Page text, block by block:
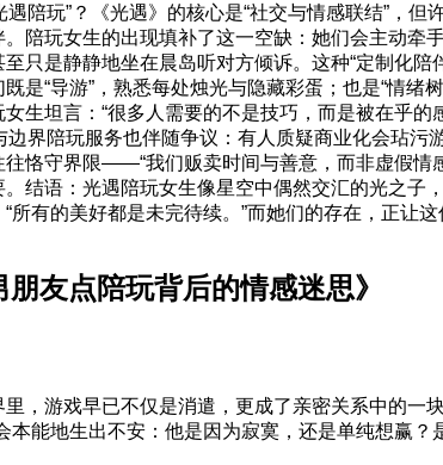
遇陪玩”？《光遇》的核心是“社交与情感联结”，但
陪玩女生的出现填补了这一空缺：她们会主动牵
只是静静地坐在晨岛听对方倾诉。这种“定制化陪
是“导游”，熟悉每处烛光与隐藏彩蛋；也是“情绪
生坦言：“很多人需要的不是技巧，而是被在乎的
边界陪玩服务也伴随争议：有人质疑商业化会玷污
恪守界限——“我们贩卖时间与善意，而非虚假情
结语：光遇陪玩女生像星空中偶然交汇的光之子
所有的美好都是未完待续。”而她们的存在，正让这
朋友点陪玩背后的情感迷思》
，游戏早已不仅是消遣，更成了亲密关系中的一
本能地生出不安：他是因为寂寞，还是单纯想赢？